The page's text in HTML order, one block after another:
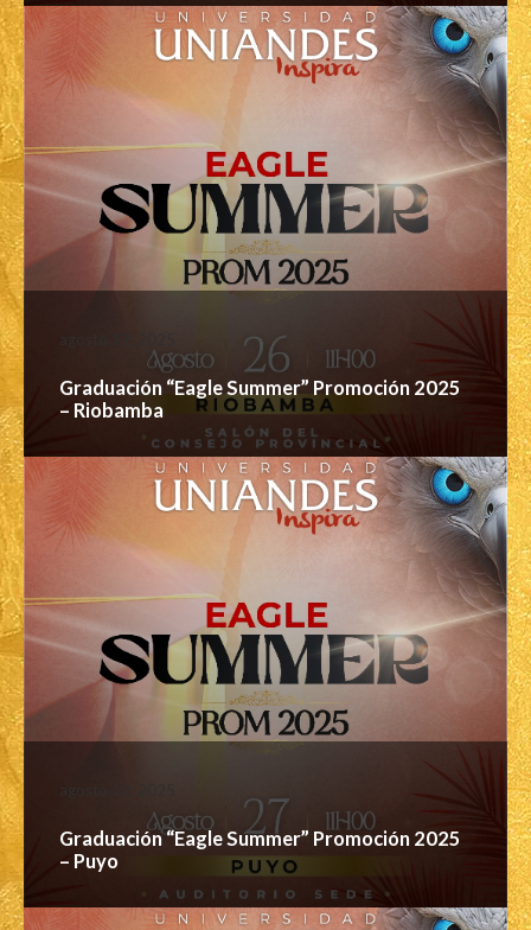
Graduación “Eagle Summer” Promoción 2025
– Riobamba
Graduación “Eagle Summer” Promoción 2025
– Puyo